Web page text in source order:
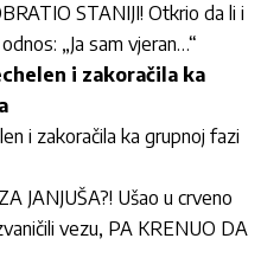
STANIJI! Otkrio da li i
„Ja sam vjeran…“
i zakoračila ka
i zakoračila ka grupnoj fazi
JANJUŠA?! Ušao u crveno
vezu, PA KRENUO DA